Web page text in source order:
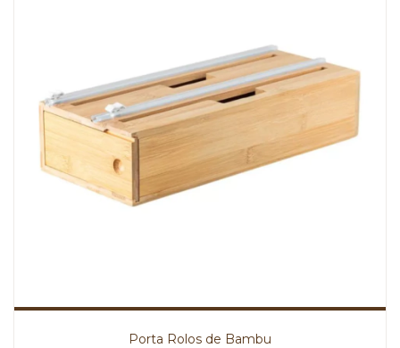
Porta Rolos de Bambu